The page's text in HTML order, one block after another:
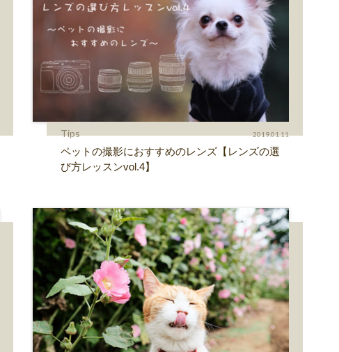
Tips 2019.01.11
ペットの撮影におすすめのレンズ【レンズの選
び方レッスンvol.4】